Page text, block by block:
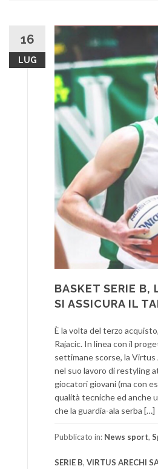
16
LUG
BASKET SERIE B,
SI ASSICURA IL
È la volta del terzo
Rajacic. In linea con il
settimane scorse, la
nel suo lavoro di restyling
giocatori giovani (ma con
qualità tecniche ed anche
che la guardia-ala serba […]
Pubblicato in: News sport,
SERIE B, VIRTUS ARECHI